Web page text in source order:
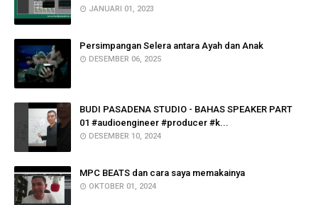
JANUARI 01, 2023
Persimpangan Selera antara Ayah dan Anak
DESEMBER 06, 2025
BUDI PASADENA STUDIO - BAHAS SPEAKER PART
01 #audioengineer #producer #k...
DESEMBER 10, 2024
MPC BEATS dan cara saya memakainya
OKTOBER 01, 2024